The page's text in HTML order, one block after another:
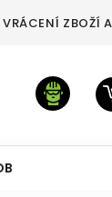
VRÁCENÍ ZBOŽÍ